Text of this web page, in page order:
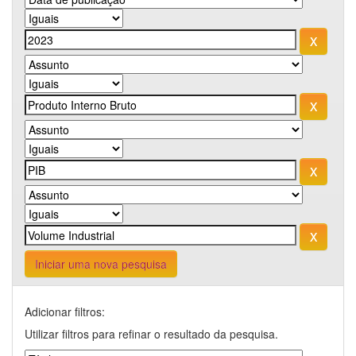
Iniciar uma nova pesquisa
Adicionar filtros:
Utilizar filtros para refinar o resultado da pesquisa.